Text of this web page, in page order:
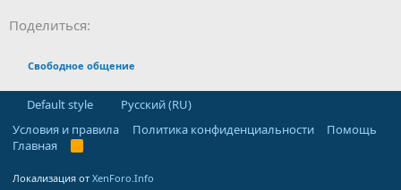
Поделиться:
Свободное общение
Default style
Русский (RU)
Условия и правила
Политика конфиденциальности
Помощь
Главная
R
Локализация от XenForo.Info